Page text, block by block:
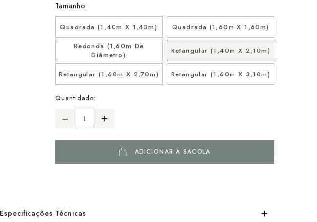
Tamanho:
Quadrada (1,40m X 1,40m) Quadrada (1,60m X 1,60m)
Redonda (1,60m De
Diâmetro)
Retangular (1,40m X 2,10m)
Retangular (1,60m X 2,70m) Retangular (1,60m X 3,10m)
Quantidade:
ADICIONAR À SACOLA
Especificações Técnicas